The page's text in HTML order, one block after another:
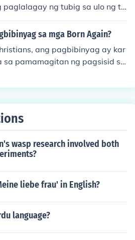
paglalagay ng tubig sa ulo ng ta
binibigkas ang mga panalangi
sakramento na nagpapakita
sa mga Born Again?
ang pagbibinyag ay kar
pamamagitan ng pagsisid sa
pananampalataya kay Hesus a
na pagtanggap kay Kristo bila
Ang proseso
na pagbabago at pag-rene
wasp research involved both
liebe frau' in English?
language?